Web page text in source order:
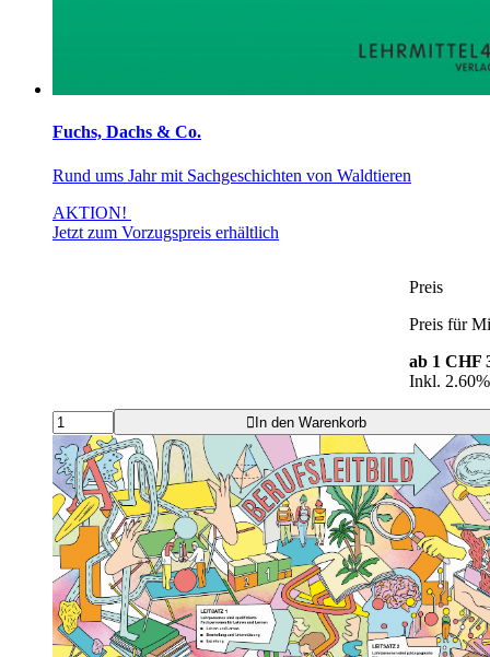
Fuchs, Dachs & Co.
Rund ums Jahr mit Sachgeschichten von Waldtieren
AKTION!
Jetzt zum Vorzugspreis erhältlich
Preis
Preis für
ab 1 CHF
Inkl.
In den Warenkorb